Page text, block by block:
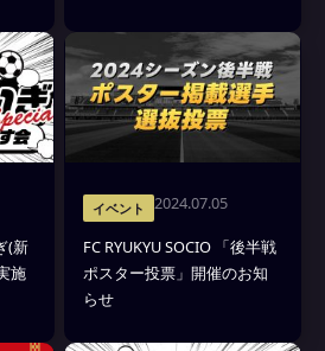
(新
施
イベント 2024.07.05
FC RYUKYU SOCIO 「後半戦
ポスター投票」開催のお知
らせ